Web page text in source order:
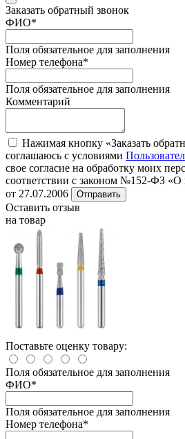
Заказать обратный звонок
ФИО*
Поля обязательное для заполнения
Номер телефона*
Поля обязательное для заполнения
Комментарий
Нажимая кнопку «Заказать
соглашаюсь с условиями
свое согласие на обработку моих
соответствии с законом №152-ФЗ
от 27.07.2006
Отправить
Оставить отзыв
на товар
Поставьте оценку товару:
Поля обязательное для заполнения
ФИО*
Поля обязательное для заполнения
Номер телефона*